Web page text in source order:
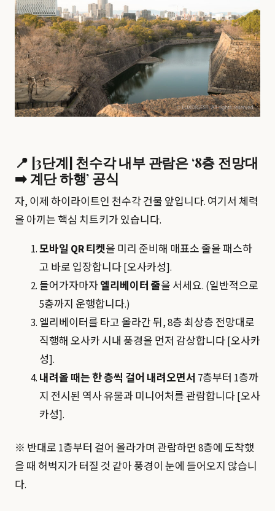
📍 [3단계] 천수각 내부 관람은 ‘8층 전망대
➡️ 계단 하행’ 공식
자, 이제 하이라이트인 천수각 건물 앞입니다. 여기서 체력
을 아끼는 핵심 치트키가 있습니다.
모바일 QR 티켓을 미리 준비해 매표소 줄을 패스하
고 바로 입장합니다 [오사카성].
들어가자마자엘리베이터 줄을 서세요. (일반적으로
5층까지 운행합니다.)
엘리베이터를 타고 올라간 뒤, 8층 최상층 전망대로
직행해 오사카 시내 풍경을 먼저 감상합니다 [오사카
성].
내려올 때는 한 층씩 걸어 내려오면서 7층부터 1층까
지 전시된 역사 유물과 미니어처를 관람합니다 [오사
카성].
※ 반대로 1층부터 걸어 올라가며 관람하면 8층에 도착했
을 때 허벅지가 터질 것 같아 풍경이 눈에 들어오지 않습니
다.